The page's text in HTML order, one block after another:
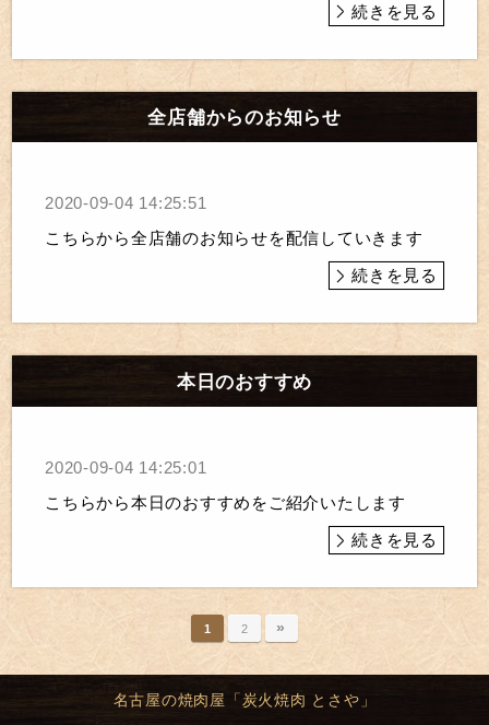
続きを見る
全店舗からのお知らせ
2020-09-04 14:25:51
こちらから全店舗のお知らせを配信していきます
続きを見る
本日のおすすめ
2020-09-04 14:25:01
こちらから本日のおすすめをご紹介いたします
続きを見る
1 2 »
名古屋の焼肉屋「炭火焼肉 とさや」